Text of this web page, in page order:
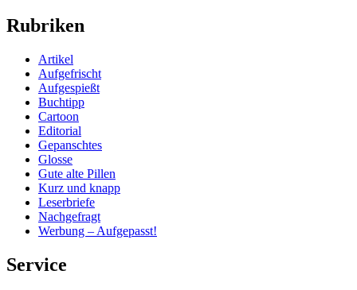
Rubriken
Artikel
Aufgefrischt
Aufgespießt
Buchtipp
Cartoon
Editorial
Gepanschtes
Glosse
Gute alte Pillen
Kurz und knapp
Leserbriefe
Nachgefragt
Werbung – Aufgepasst!
Service